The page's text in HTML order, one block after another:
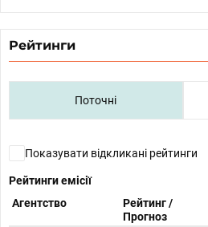
Рейтинги
Поточні
Показувати відкликані рейтинги
Рейтинги емісії
Агентство
Рейтинг /
Прогноз